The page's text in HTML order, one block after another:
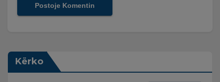
Kërko